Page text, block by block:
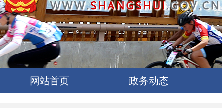
网站首页 政务动态